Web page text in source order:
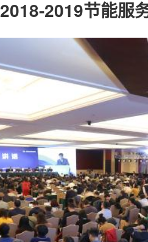
2018-2019节能服